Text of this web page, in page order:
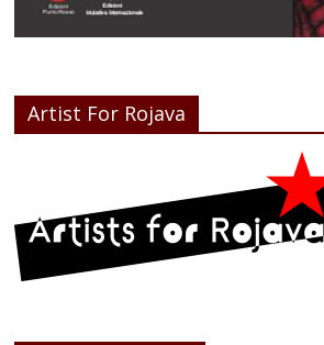
Artist For Rojava